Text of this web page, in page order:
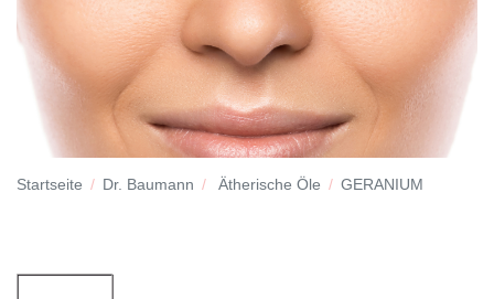
Startseite Dr. Baumann Ätherische Öle GERANIUM